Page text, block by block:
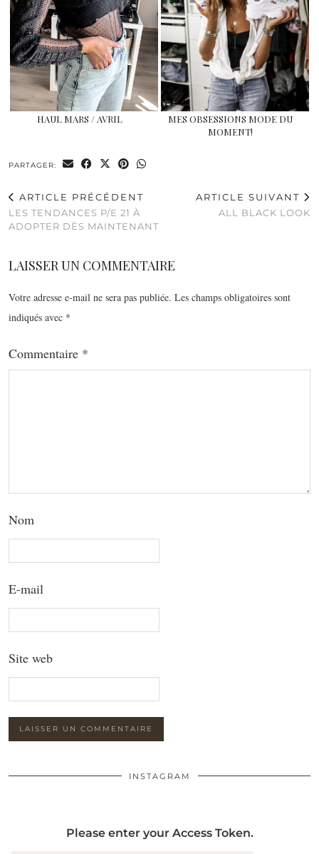
HAUL MARS / AVRIL
MES OBSESSIONS MODE DU
MOMENT!
PARTAGER:
ARTICLE PRÉCÉDENT
LES TENDANCES P/E 21 À
ADOPTER DÈS MAINTENANT
ARTICLE SUIVANT
ALL BLACK LOOK
LAISSER UN COMMENTAIRE
Votre adresse e-mail ne sera pas publiée. Les champs obligatoires sont
indiqués avec *
Commentaire *
Nom
E-mail
Site web
INSTAGRAM
Please enter your Access Token.